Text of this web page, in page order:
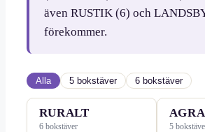
även RUSTIK (6) och
förekommer.
Alla 5 bokstäver 6 bokstäver
RURALT
6 bokstäver 5